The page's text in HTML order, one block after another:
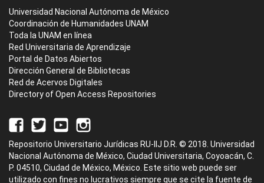
Universidad Nacional Autónoma de México
Coordinación de Humanidades UNAM
Toda la UNAM en línea
Red Universitaria de Aprendizaje
Portal de Datos Abiertos
Dirección General de Bibliotecas
Red de Acervos Digitales
Directory of Open Access Repositories
Repositorio Universitario Jurídicas RU-IIJ D.R. © 2018. Universidad
Nacional Autónoma de México, Ciudad Universitaria, Coyoacán, C.
P. 04510, Ciudad de México, México. Este sitio web puede ser
utilizado con fines no lucrativos siempre que se cite la fuente de